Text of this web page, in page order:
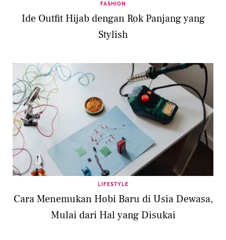
FASHION
Ide Outfit Hijab dengan Rok Panjang yang
Stylish
LIFESTYLE
Cara Menemukan Hobi Baru di Usia Dewasa,
Mulai dari Hal yang Disukai